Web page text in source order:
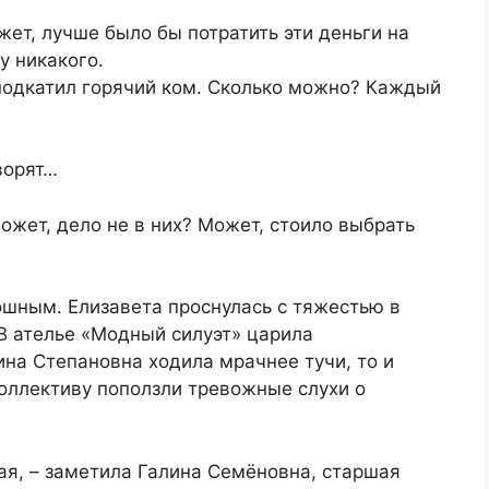
лучше было бы потратить эти деньги на
никакого.
горячий ком. Сколько можно? Каждый
дело не в них? Может, стоило выбрать
Елизавета проснулась с тяжестью в
ателье «Модный силуэт» царила
Степановна ходила мрачнее тучи, то и
поползли тревожные слухи о
– заметила Галина Семёновна, старшая